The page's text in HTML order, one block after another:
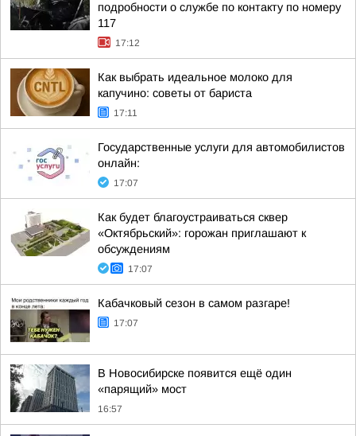
подробности о службе по контакту по номеру
117
17:12
Как выбрать идеальное молоко для
капучино: советы от бариста
17:11
Государственные услуги для автомобилистов
онлайн:
17:07
Как будет благоустраиваться сквер
«Октябрьский»: горожан приглашают к
обсуждениям
17:07
Кабачковый сезон в самом разгаре!
17:07
В Новосибирске появится ещё один
«парящий» мост
16:57